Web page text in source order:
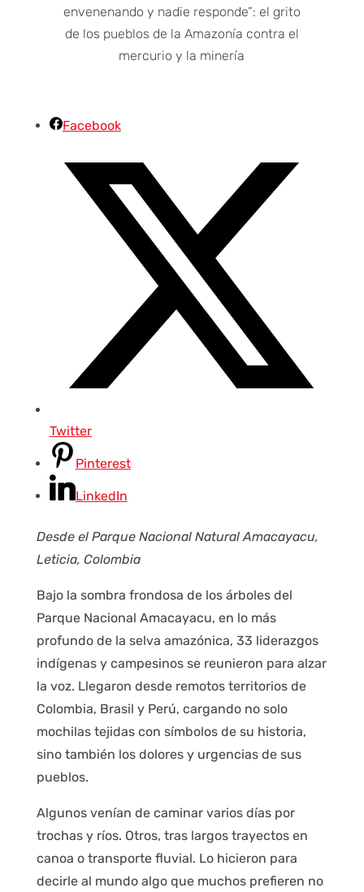
envenenando y nadie responde”: el grito
de los pueblos de la Amazonía contra el
mercurio y la minería
Facebook
Twitter
Pinterest
LinkedIn
Desde el Parque Nacional Natural Amacayacu,
Leticia, Colombia
Bajo la sombra frondosa de los árboles del
Parque Nacional Amacayacu, en lo más
profundo de la selva amazónica, 33 liderazgos
indígenas y campesinos se reunieron para alzar
la voz. Llegaron desde remotos territorios de
Colombia, Brasil y Perú, cargando no solo
mochilas tejidas con símbolos de su historia,
sino también los dolores y urgencias de sus
pueblos.
Algunos venían de caminar varios días por
trochas y ríos. Otros, tras largos trayectos en
canoa o transporte fluvial. Lo hicieron para
decirle al mundo algo que muchos prefieren no